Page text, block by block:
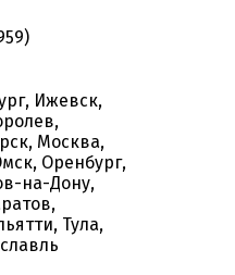
Ижевск,
Москва,
Оренбург,
на-Дону,
Тула,